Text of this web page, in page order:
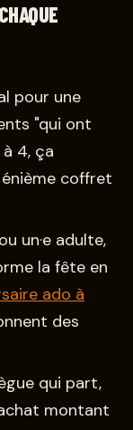
pour une
"qui ont
4, ça
coffret
un·e adulte,
la fête en
ado à
des
qui part,
montant